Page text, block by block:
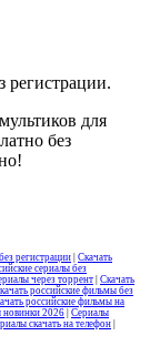
регистрации.
для
без
регистрации Скачать
сериалы без
через торрент
Скачать
российские фильмы без
российские фильмы на
новинки 2026
Сериалы
скачать на телефон